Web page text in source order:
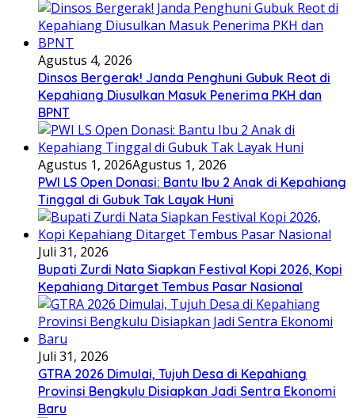
Agustus 4, 2026
Dinsos Bergerak! Janda Penghuni Gubuk Reot di
Kepahiang Diusulkan Masuk Penerima PKH dan
BPNT
Agustus 1, 2026Agustus 1, 2026
PWI LS Open Donasi: Bantu Ibu 2 Anak di Kepahiang
Tinggal di Gubuk Tak Layak Huni
Juli 31, 2026
Bupati Zurdi Nata Siapkan Festival Kopi 2026, Kopi
Kepahiang Ditarget Tembus Pasar Nasional
Juli 31, 2026
GTRA 2026 Dimulai, Tujuh Desa di Kepahiang
Provinsi Bengkulu Disiapkan Jadi Sentra Ekonomi
Baru